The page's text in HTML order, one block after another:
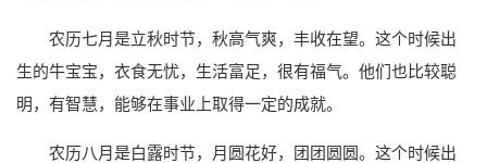
农历七月是立秋时节，秋高气爽，丰收在望。这个时候出
生的牛宝宝，衣食无忧，生活富足，很有福气。他们也比较聪
明，有智慧，能够在事业上取得一定的成就。
农历八月是白露时节，月圆花好，团团圆圆。这个时候出